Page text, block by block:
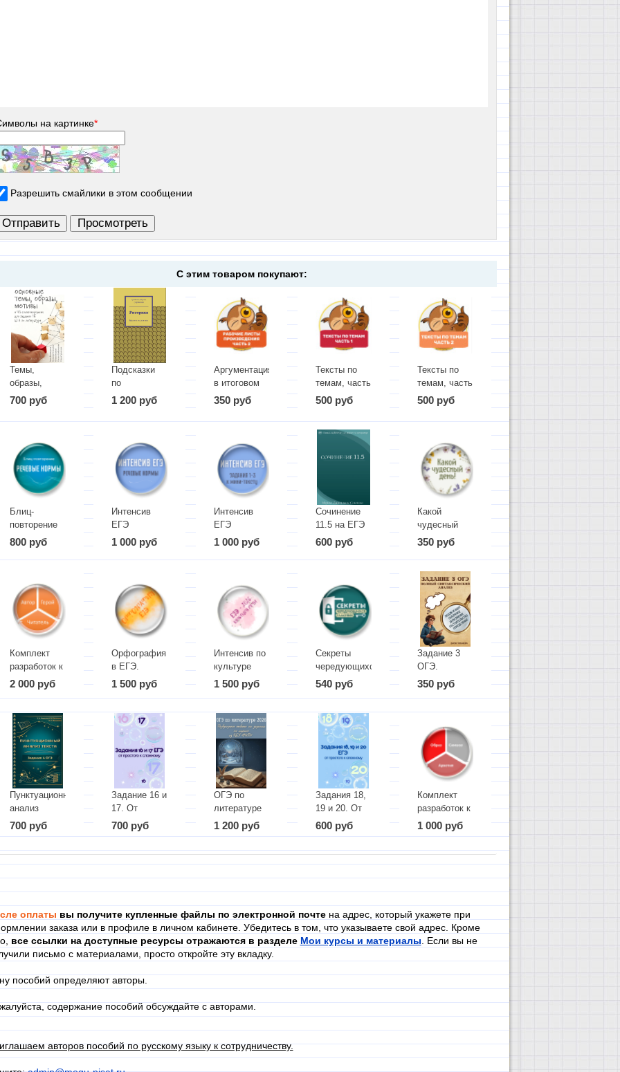
на картинке*
Разрешить смайлики в этом сообщении
С этим товаром покупают:
Темы,
образы,
мотивы в
стихотворениях
700 руб
Подсказки
по
орфографии
1 200 руб
Аргументация
в итоговом
сочинении,
часть 2
350 руб
Тексты по
темам, часть
1
500 руб
Тексты по
темам, часть
2
500 руб
Блиц-
повторение
"Речевые
нормы"
800 руб
Интенсив
ЕГЭ
(Речевые
нормы)
1 000 руб
Интенсив
ЕГЭ
(задания 1-3
1 000 руб
Сочинение
11.5 на ЕГЭ
по
литературе
600 руб
Какой
чудесный
день! Уроки
русского
1. Сентябрь-
октябрь.
350 руб
Комплект
разработок к
урокам
литературы
(часть 1)
2 000 руб
Орфография
в ЕГЭ.
Теория и
практика
1 500 руб
Интенсив по
культуре
речи. ЕГЭ
1 500 руб
Секреты
чередующихся
гласных
540 руб
Задание 3
ОГЭ.
Полный
синтаксический
350 руб
Пунктуационный
анализ
текста. 4
задание ОГЭ
700 руб
Задание 16 и
17. От
простого к
сложному
700 руб
ОГЭ по
литературе
2026.
Развёрнутые
1 200 руб
Задания 18,
19 и 20. От
простого к
сложному
600 руб
Комплект
разработок к
урокам
литературы
1 000 руб
оплаты вы получите купленные файлы по электронной почтена адрес, который укажете при
заказа или в профиле в личном кабинете. Убедитесь в том, что указываете свой адрес. Кроме
все ссылки на доступные ресурсы отражаются в разделе Мои курсы и материалы. Если вы не
письмо с материалами, просто откройте эту вкладку.
пособий определяют авторы.
содержание пособий обсуждайте с авторами.
авторов пособий по русскому языку к сотрудничеству.